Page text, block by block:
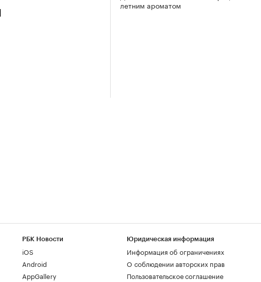
летним ароматом
РБК Новости
iOS
Android
AppGallery
Юридическая информация
Информация об ограничениях
О соблюдении авторских прав
Пользовательское соглашение